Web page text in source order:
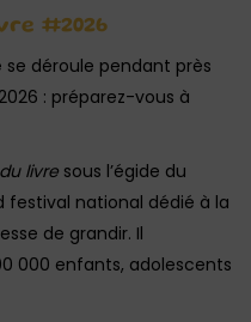
#2026
se déroule pendant près
: préparez-vous à
livre sous l’égide du
festival national dédié à la
de grandir. Il
000 enfants, adolescents